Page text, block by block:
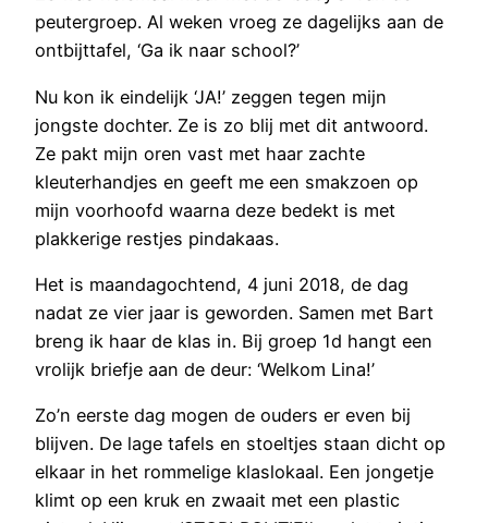
peutergroep. Al weken vroeg ze dagelijks aan de
ontbijttafel, ‘Ga ik naar school?’
Nu kon ik eindelijk ‘JA!’ zeggen tegen mijn
jongste dochter. Ze is zo blij met dit antwoord.
Ze pakt mijn oren vast met haar zachte
kleuterhandjes en geeft me een smakzoen op
mijn voorhoofd waarna deze bedekt is met
plakkerige restjes pindakaas.
Het is maandagochtend, 4 juni 2018, de dag
nadat ze vier jaar is geworden. Samen met Bart
breng ik haar de klas in. Bij groep 1d hangt een
vrolijk briefje aan de deur: ‘Welkom Lina!’
Zo’n eerste dag mogen de ouders er even bij
blijven. De lage tafels en stoeltjes staan dicht op
elkaar in het rommelige klaslokaal. Een jongetje
klimt op een kruk en zwaait met een plastic